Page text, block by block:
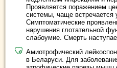
Проявляется поражением
системы, чаще
Симптоматические
нарушения глотательной
слабоумие. Смерть
Амиотрофический
в Беларуси. Для